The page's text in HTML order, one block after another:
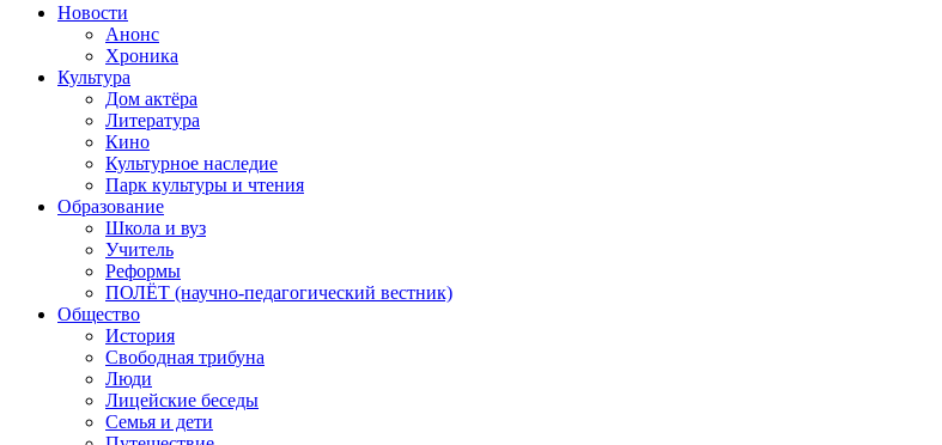
Новости
Анонс
Хроника
Культура
Дом актёра
Литература
Кино
Культурное наследие
Парк культуры и чтения
Образование
Школа и вуз
Учитель
Реформы
ПОЛЁТ (научно-педагогический вестник)
Общество
История
Свободная трибуна
Люди
Лицейские беседы
Семья и дети